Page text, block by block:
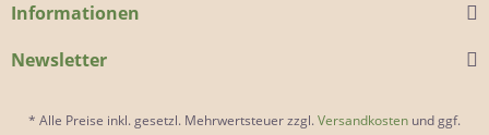
Informationen
Newsletter
* Alle Preise inkl. gesetzl. Mehrwertsteuer zzgl.Versandkosten und ggf.